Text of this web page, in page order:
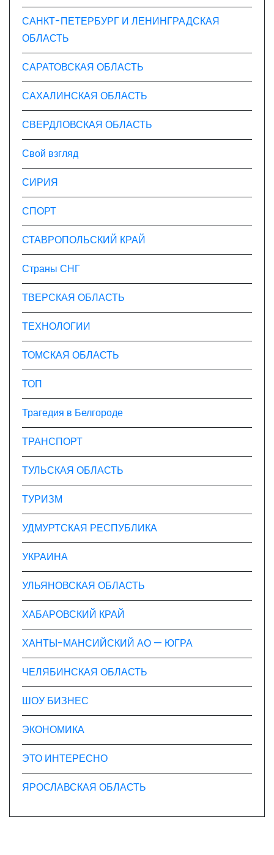
САНКТ-ПЕТЕРБУРГ И ЛЕНИНГРАДСКАЯ
ОБЛАСТЬ
САРАТОВСКАЯ ОБЛАСТЬ
САХАЛИНСКАЯ ОБЛАСТЬ
СВЕРДЛОВСКАЯ ОБЛАСТЬ
Свой взгляд
СИРИЯ
СПОРТ
СТАВРОПОЛЬСКИЙ КРАЙ
Страны СНГ
ТВЕРСКАЯ ОБЛАСТЬ
ТЕХНОЛОГИИ
ТОМСКАЯ ОБЛАСТЬ
ТОП
Трагедия в Белгороде
ТРАНСПОРТ
ТУЛЬСКАЯ ОБЛАСТЬ
ТУРИЗМ
УДМУРТСКАЯ РЕСПУБЛИКА
УКРАИНА
УЛЬЯНОВСКАЯ ОБЛАСТЬ
ХАБАРОВСКИЙ КРАЙ
ХАНТЫ-МАНСИЙСКИЙ АО — ЮГРА
ЧЕЛЯБИНСКАЯ ОБЛАСТЬ
ШОУ БИЗНЕС
ЭКОНОМИКА
ЭТО ИНТЕРЕСНО
ЯРОСЛАВСКАЯ ОБЛАСТЬ